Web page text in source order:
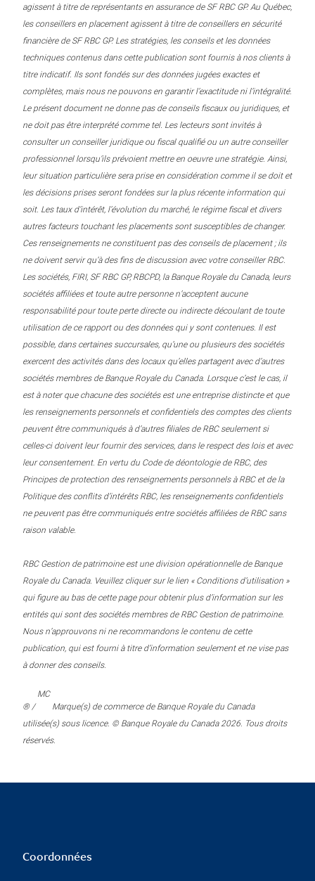
agissent à titre de représentants en assurance de SF RBC GP. Au Québec,
les conseillers en placement agissent à titre de conseillers en sécurité
financière de SF RBC GP. Les stratégies, les conseils et les données
techniques contenus dans cette publication sont fournis à nos clients à
titre indicatif. Ils sont fondés sur des données jugées exactes et
complètes, mais nous ne pouvons en garantir l’exactitude ni l’intégralité.
Le présent document ne donne pas de conseils fiscaux ou juridiques, et
ne doit pas être interprété comme tel. Les lecteurs sont invités à
consulter un conseiller juridique ou fiscal qualifié ou un autre conseiller
professionnel lorsqu’ils prévoient mettre en oeuvre une stratégie. Ainsi,
leur situation particulière sera prise en considération comme il se doit et
les décisions prises seront fondées sur la plus récente information qui
soit. Les taux d’intérêt, l’évolution du marché, le régime fiscal et divers
autres facteurs touchant les placements sont susceptibles de changer.
Ces renseignements ne constituent pas des conseils de placement ; ils
ne doivent servir qu’à des fins de discussion avec votre conseiller RBC.
Les sociétés, FIRI, SF RBC GP, RBCPD, la Banque Royale du Canada, leurs
sociétés affiliées et toute autre personne n’acceptent aucune
responsabilité pour toute perte directe ou indirecte découlant de toute
utilisation de ce rapport ou des données qui y sont contenues. Il est
possible, dans certaines succursales, qu’une ou plusieurs des sociétés
exercent des activités dans des locaux qu’elles partagent avec d’autres
sociétés membres de Banque Royale du Canada. Lorsque c’est le cas, il
est à noter que chacune des sociétés est une entreprise distincte et que
les renseignements personnels et confidentiels des comptes des clients
peuvent être communiqués à d’autres filiales de RBC seulement si
celles-ci doivent leur fournir des services, dans le respect des lois et avec
leur consentement. En vertu du Code de déontologie de RBC, des
Principes de protection des renseignements personnels à RBC et de la
Politique des conflits d’intérêts RBC, les renseignements confidentiels
ne peuvent pas être communiqués entre sociétés affiliées de RBC sans
raison valable.
RBC Gestion de patrimoine est une division opérationnelle de Banque
Royale du Canada. Veuillez cliquer sur le lien « Conditions d’utilisation »
qui figure au bas de cette page pour obtenir plus d’information sur les
entités qui sont des sociétés membres de RBC Gestion de patrimoine.
Nous n’approuvons ni ne recommandons le contenu de cette
publication, qui est fourni à titre d’information seulement et ne vise pas
à donner des conseils.
® /
MC
Marque(s) de commerce de Banque Royale du Canada
utilisée(s) sous licence. © Banque Royale du Canada 2026. Tous droits
réservés.
Coordonnées